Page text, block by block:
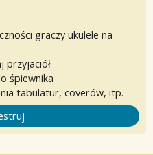
graczy ukulele na
przyjaciół
śpiewnika
tabulatur, coverów, itp.